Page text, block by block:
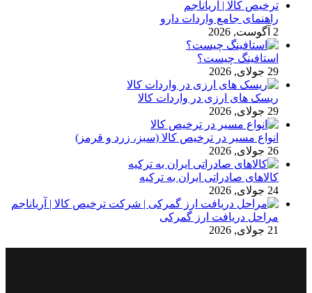
راهنمای جامع واردات دارو
2 آگوست, 2026
استافینگ چیست؟
29 جولای, 2026
ریسک های ارزی در واردات کالا
29 جولای, 2026
انواع مسیر در ترخیص کالا (سبز، زرد و قرمز)
26 جولای, 2026
کالاهای صادراتی ایران به ترکیه
24 جولای, 2026
مراحل دریافت ارز گمرکی
21 جولای, 2026